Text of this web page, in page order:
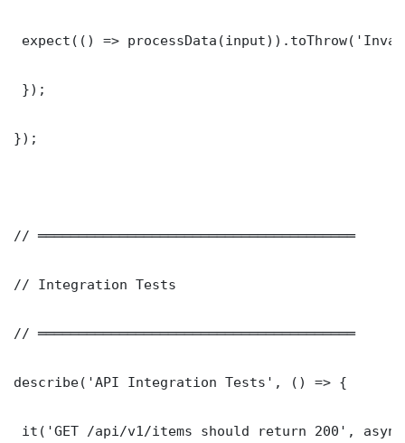
expect(() =>
});
});
// ═══════════════════════════════════════
// Integration Tests
// ═══════════════════════════════════════
describe('API Integration Tests', () => {
it('GET /api/v1/items should return 200',